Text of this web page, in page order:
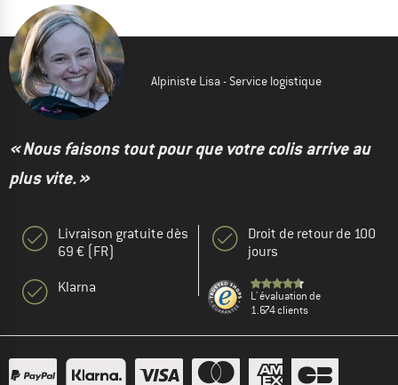
Alpiniste Lisa - Service logistique
« Nous faisons tout pour que votre colis arrive au
plus vite. »
Livraison gratuite dès
69 € (FR)
Klarna
Droit de retour de 100
jours
L' évaluation de
1.674 clients